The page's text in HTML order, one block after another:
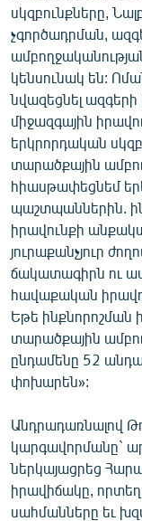
սկզբունքները,
չգործադրման,
կենսունակ են:
նվազեցնել ազգերի
միջազգային
երկրորդական
տարածքային
հիասթափեցնեմ
պաշտպաններին.
իրավունքի
յուրաքանչյուր
ճակատագիրն ու
հավաքական
Եթե ինքնորոշման
տարածքային
ընդամենը 52
փոխարեն»:
Անդրադառնալով
կարգավորմանը`
ներկայացրեց
իրավիճակը,
սահմանները եւ